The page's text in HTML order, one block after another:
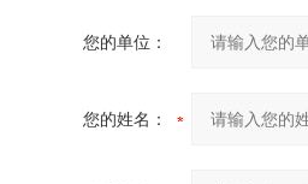
您的单位：
您的姓名：